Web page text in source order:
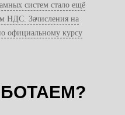
систем стало ещё
НДС. Зачисления на
официальному курсу